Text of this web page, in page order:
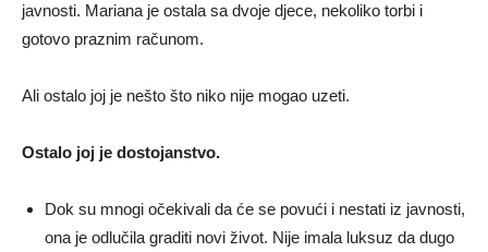
javnosti. Mariana je ostala sa dvoje djece, nekoliko torbi i
gotovo praznim računom.
Ali ostalo joj je nešto što niko nije mogao uzeti.
Ostalo joj je dostojanstvo.
Dok su mnogi očekivali da će se povući i nestati iz javnosti,
ona je odlučila graditi novi život. Nije imala luksuz da dugo